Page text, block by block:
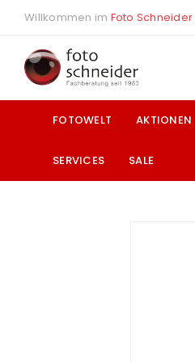
Willkommen im Foto Schneider
FOTOWELT AKTIONEN
SERVICES SALE